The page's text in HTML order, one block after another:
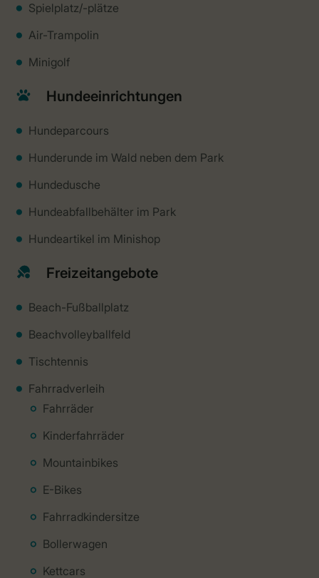
Spielplatz/-plätze
Air-Trampolin
Minigolf
Hundeeinrichtungen
Hundeparcours
Hunderunde im Wald neben dem Park
Hundedusche
Hundeabfallbehälter im Park
Hundeartikel im Minishop
Freizeitangebote
Beach-Fußballplatz
Beachvolleyballfeld
Tischtennis
Fahrradverleih
Fahrräder
Kinderfahrräder
Mountainbikes
E-Bikes
Fahrradkindersitze
Bollerwagen
Kettcars